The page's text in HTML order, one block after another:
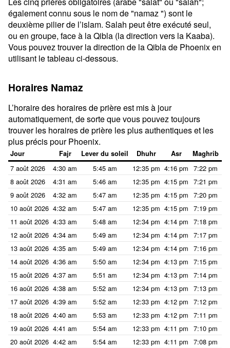
également connu sous le nom de "namaz ") sont le
deuxième pilier de l’islam. Salah peut être exécuté seul,
ou en groupe, face à la Qibla (la direction vers la Kaaba).
Vous pouvez trouver la direction de la Qibla de Phoenix en
utilisant le tableau ci-dessous.
Horaires Namaz
L’horaire des horaires de prière est mis à jour
automatiquement, de sorte que vous pouvez toujours
trouver les horaires de prière les plus authentiques et les
plus précis pour Phoenix.
Jour Fajr Lever du soleil Dhuhr Asr Maghrib
7 août 2026 4:30 am 5:45 am 12:35 pm 4:16 pm 7:22 pm
8 août 2026
4:31 am 5:46 am 12:35 pm 4:15 pm 7:21 pm
9 août 2026
4:32 am 5:47 am 12:35 pm 4:15 pm 7:20 pm
10 août 2026 4:32 am 5:47 am 12:35 pm 4:15 pm 7:19 pm
11 août 2026 4:33 am 5:48 am 12:34 pm 4:14 pm 7:18 pm
12 août 2026 4:34 am 5:49 am 12:34 pm 4:14 pm 7:17 pm
13 août 2026 4:35 am 5:49 am 12:34 pm 4:14 pm 7:16 pm
14 août 2026 4:36 am 5:50 am 12:34 pm 4:13 pm 7:15 pm
15 août 2026 4:37 am 5:51 am 12:34 pm 4:13 pm 7:14 pm
16 août 2026 4:38 am 5:52 am 12:34 pm 4:13 pm 7:13 pm
17 août 2026 4:39 am 5:52 am 12:33 pm 4:12 pm 7:12 pm
18 août 2026 4:40 am 5:53 am 12:33 pm 4:12 pm 7:11 pm
19 août 2026 4:41 am 5:54 am 12:33 pm 4:11 pm 7:10 pm
20 août 2026 4:42 am 5:54 am 12:33 pm 4:11 pm 7:08 pm